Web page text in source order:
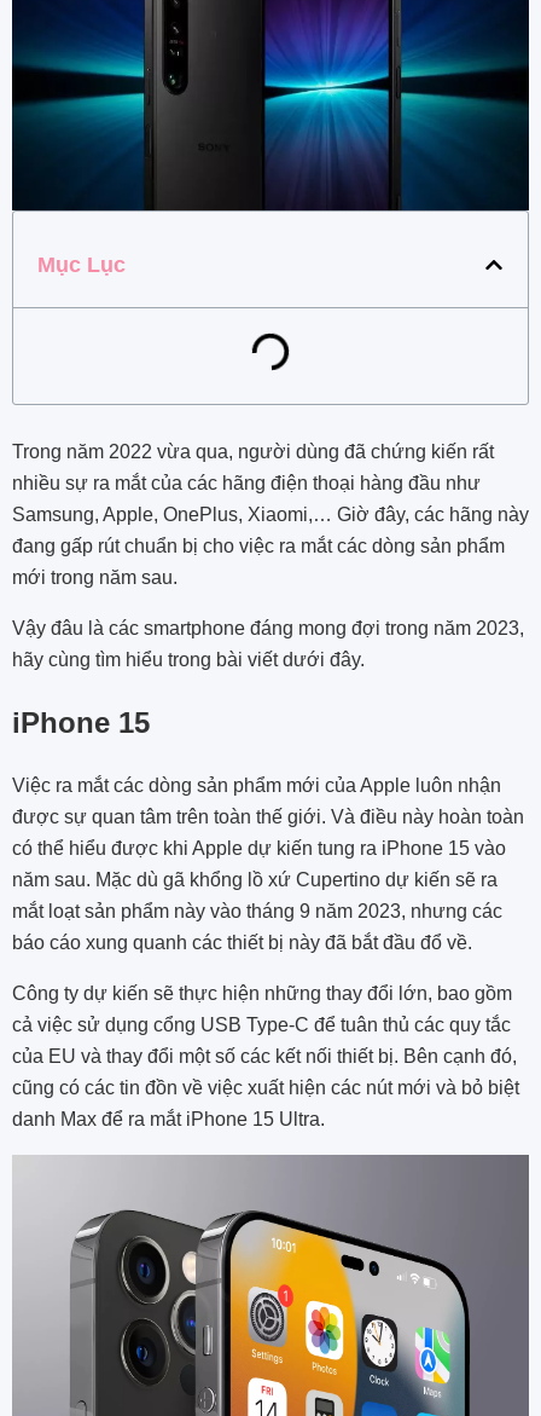
Mục Lục
Trong năm 2022 vừa qua, người dùng đã chứng kiến rất
nhiều sự ra mắt của các hãng điện thoại hàng đầu như
Samsung, Apple, OnePlus, Xiaomi,… Giờ đây, các hãng này
đang gấp rút chuẩn bị cho việc ra mắt các dòng sản phẩm
mới trong năm sau.
Vậy đâu là các smartphone đáng mong đợi trong năm 2023,
hãy cùng tìm hiểu trong bài viết dưới đây.
iPhone 15
Việc ra mắt các dòng sản phẩm mới của Apple luôn nhận
được sự quan tâm trên toàn thế giới. Và điều này hoàn toàn
có thể hiểu được khi Apple dự kiến tung ra iPhone 15 vào
năm sau. Mặc dù gã khổng lồ xứ Cupertino dự kiến ​​sẽ ra
mắt loạt sản phẩm này vào tháng 9 năm 2023, nhưng các
báo cáo xung quanh các thiết bị này đã bắt đầu đổ về.
Công ty dự kiến ​​sẽ thực hiện những thay đổi lớn, bao gồm
cả việc sử dụng cổng USB Type-C để tuân thủ các quy tắc
của EU và thay đổi một số các kết nối thiết bị. Bên cạnh đó,
cũng có các tin đồn về việc xuất hiện các nút mới và bỏ biệt
danh Max để ra mắt iPhone 15 Ultra.